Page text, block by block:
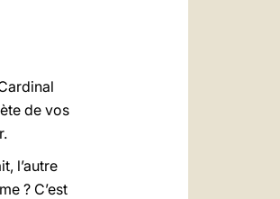
de vos
l’autre
? C’est